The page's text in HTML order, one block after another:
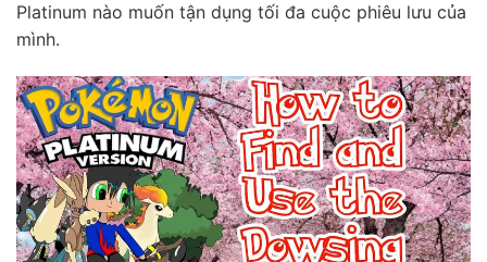
Platinum nào muốn tận dụng tối đa cuộc phiêu lưu của
mình.